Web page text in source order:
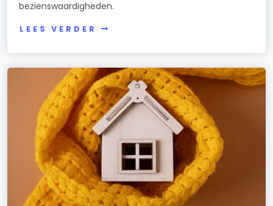
bezienswaardigheden.
LEES VERDER